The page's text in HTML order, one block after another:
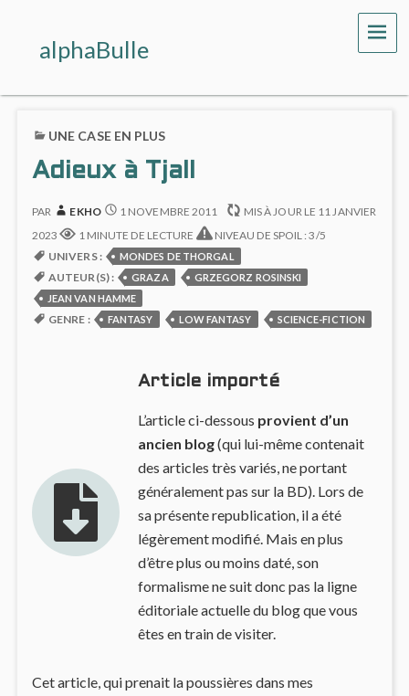
alphaBulle
UNE CASE EN PLUS
Adieux à Tjall
PAR EKHO 1 NOVEMBRE 2011 MIS À JOUR LE 11 JANVIER
2023
1 MINUTE DE LECTURE
NIVEAU DE SPOIL : 3/5
UNIVERS :
MONDES DE THORGAL
AUTEUR(S) : GRAZA
GRZEGORZ ROSINSKI
JEAN VAN HAMME
GENRE : FANTASY LOW FANTASY SCIENCE-FICTION
Article importé
L’article ci-dessous provient d’un
ancien blog(qui lui-même contenait
des articles très variés, ne portant
généralement pas sur la BD). Lors de
sa présente republication, il a été
légèrement modifié. Mais en plus
d’être plus ou moins daté, son
formalisme ne suit donc pas la ligne
éditoriale actuelle du blog que vous
êtes en train de visiter.
Cet article, qui prenait la poussières dans mes